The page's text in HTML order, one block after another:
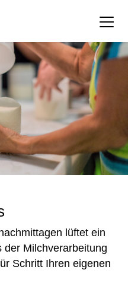
lüftet ein
der Milchverarbeitung
Schritt Ihren eigenen